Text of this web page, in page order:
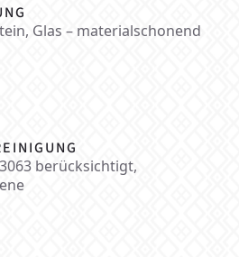
Glas – materialschonend
berücksichtigt,